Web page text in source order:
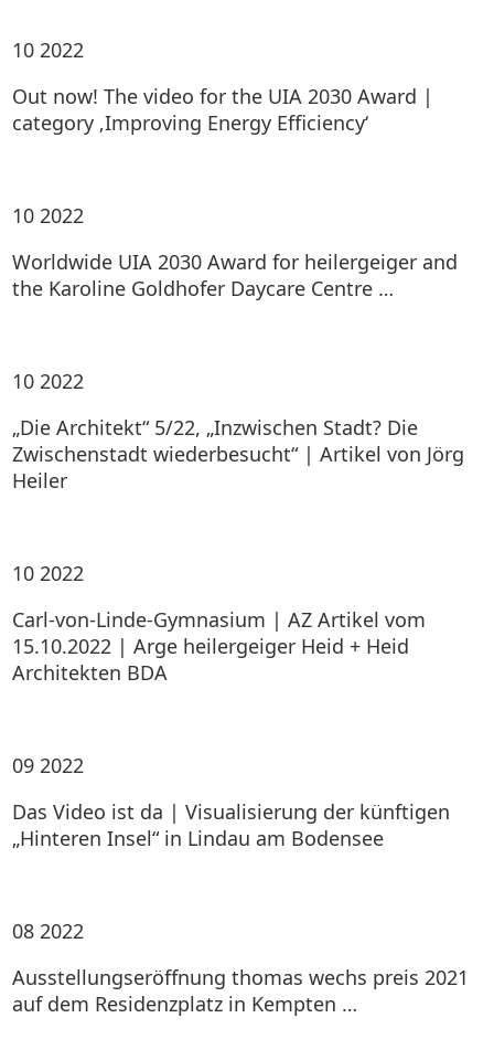
10 2022
Out now! The video for the UIA 2030 Award |
category ‚Improving Energy Efficiency‘
10 2022
Worldwide UIA 2030 Award for heilergeiger and
the Karoline Goldhofer Daycare Centre …
10 2022
„Die Architekt“ 5/22, „Inzwischen Stadt? Die
Zwischenstadt wiederbesucht“ | Artikel von Jörg
Heiler
10 2022
Carl-von-Linde-Gymnasium | AZ Artikel vom
15.10.2022 | Arge heilergeiger Heid + Heid
Architekten BDA
09 2022
Das Video ist da | Visualisierung der künftigen
„Hinteren Insel“ in Lindau am Bodensee
08 2022
Ausstellungseröffnung thomas wechs preis 2021
auf dem Residenzplatz in Kempten …